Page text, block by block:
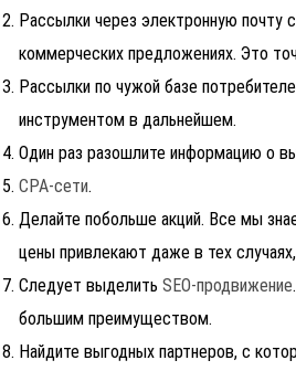
Рассылки через электронную почту
коммерческих предложениях. Это
Рассылки по чужой базе
инструментом в дальнейшем.
Один раз разошлите информацию о
СРА-сети.
Делайте побольше акций. Все мы
цены привлекают даже в тех
Следует выделитьSEO-продвижение
большим преимуществом.
Найдите выгодных партнеров, с